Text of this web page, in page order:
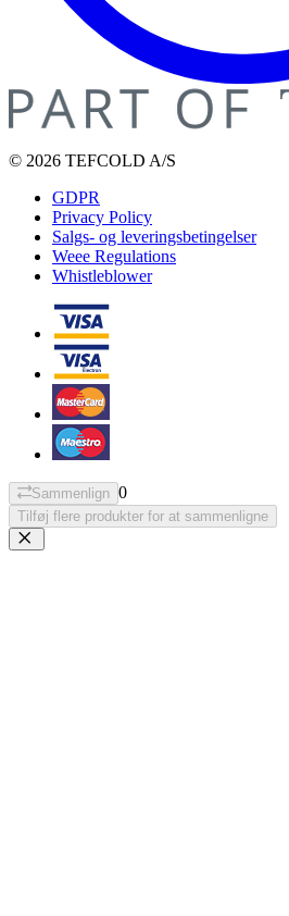
© 2026 TEFCOLD A/S
GDPR
Privacy Policy
Salgs- og leveringsbetingelser
Weee Regulations
Whistleblower
Sammenlign 0
Tilføj flere produkter for at sammenligne